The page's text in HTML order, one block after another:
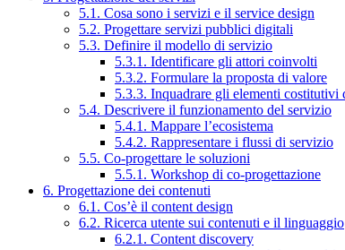
5.1. Cosa sono i servizi e il service design
5.2. Progettare servizi pubblici digitali
5.3. Definire il modello di servizio
5.3.1. Identificare gli attori coinvolti
5.3.2. Formulare la proposta di valore
5.3.3. Inquadrare gli elementi costitutivi
5.4. Descrivere il funzionamento del servizio
5.4.1. Mappare l’ecosistema
5.4.2. Rappresentare i flussi di servizio
5.5. Co-progettare le soluzioni
5.5.1. Workshop di co-progettazione
6. Progettazione dei contenuti
6.1. Cos’è il content design
6.2. Ricerca utente sui contenuti e il linguaggio
6.2.1. Content discovery